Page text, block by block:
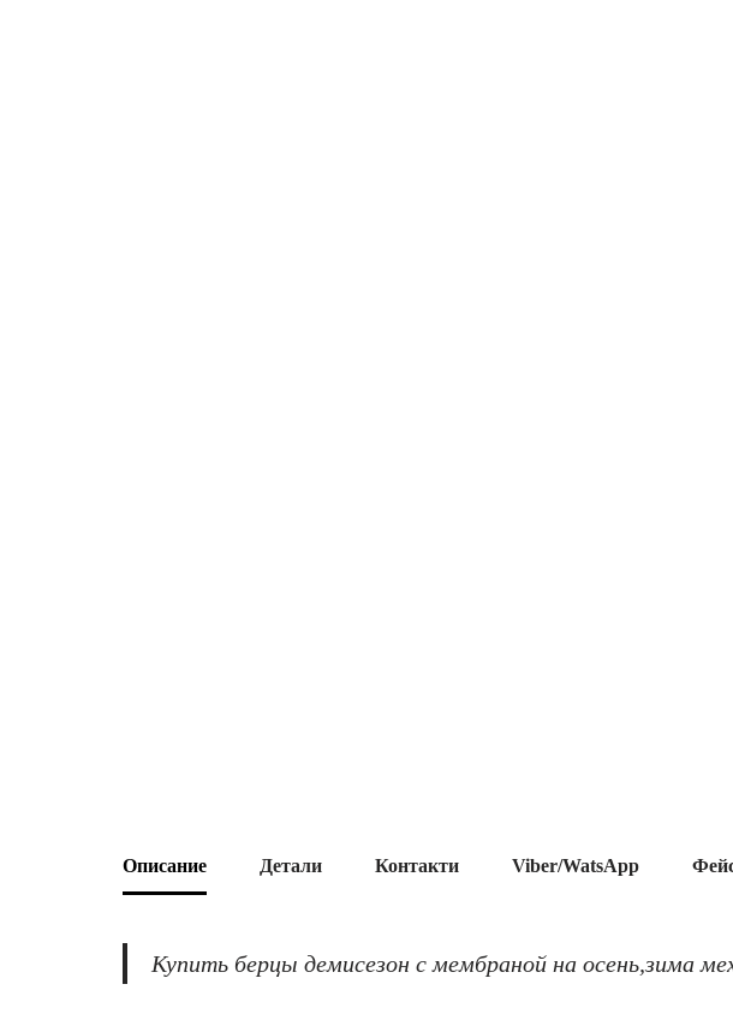
Описание Детали Контакти Viber/WatsApp
Купить берцы демисезон с мембраной на осень,зима